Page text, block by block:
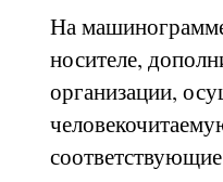
На
носителе,
организации,